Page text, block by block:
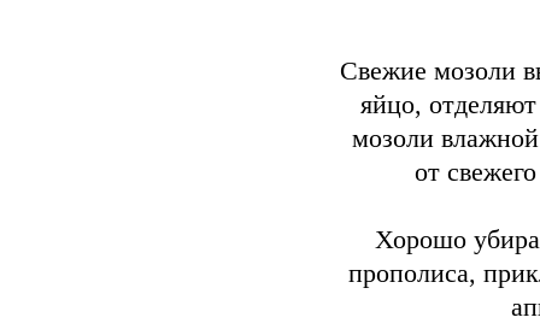
Свежие мозоли
яйцо,
мозоли
от
Хорошо
прополиса,